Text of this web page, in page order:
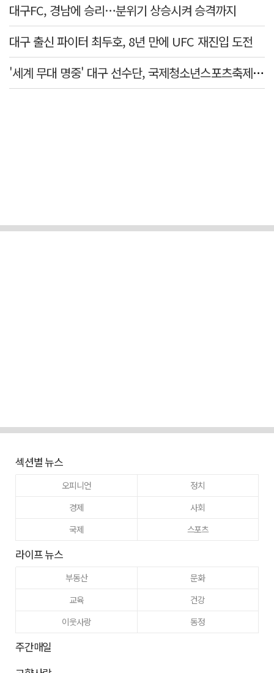
대구FC, 경남에 승리…분위기 상승시켜 승격까지
대구 출신 파이터 최두호, 8년 만에 UFC 재진입 도전
'세계 무대 명중' 대구 선수단, 국제청소년스포츠축제 금1·동4개
섹션별 뉴스
오피니언
정치
경제
사회
국제
스포츠
라이프 뉴스
부동산
문화
교육
건강
이웃사랑
동정
주간매일